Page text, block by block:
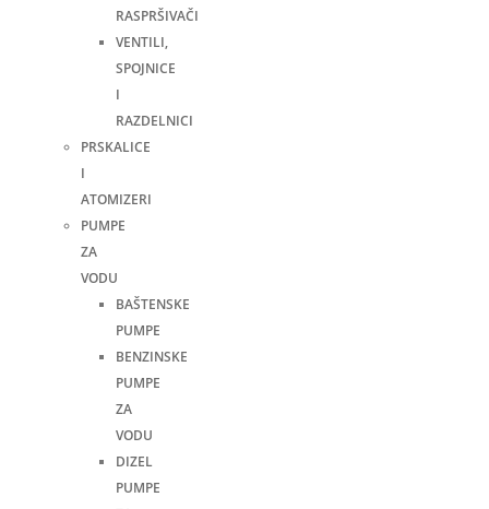
RASPRŠIVAČI
VENTILI,
SPOJNICE
I
RAZDELNICI
PRSKALICE
I
ATOMIZERI
PUMPE
ZA
VODU
BAŠTENSKE
PUMPE
BENZINSKE
PUMPE
ZA
VODU
DIZEL
PUMPE